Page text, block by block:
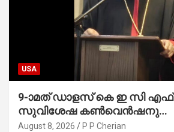
USA
9-ാമത് ഡാളസ് കെ ഇ സി എഫ് സംയുക്ത
സുവിശേഷ കൺവെൻഷനു
പ്രാർത്ഥനാനിർഭരമായ തുടക്കം
August 8, 2026 P P Cherian